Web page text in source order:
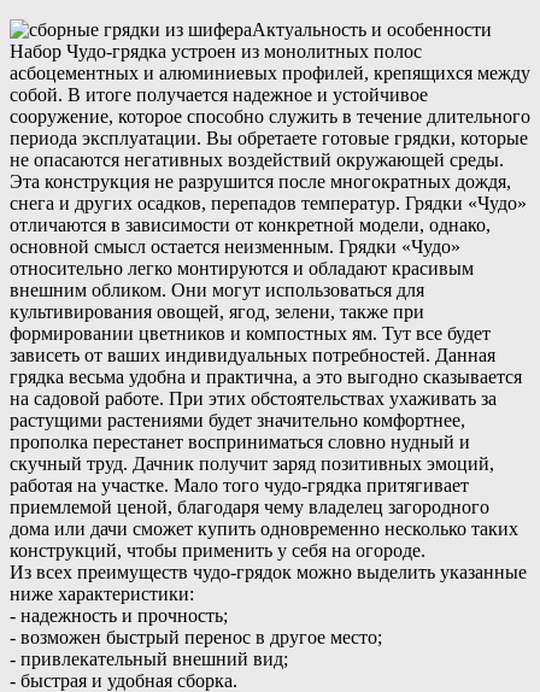
Актуальность и особенности
Набор Чудо-грядка устроен из монолитных полос
асбоцементных и алюминиевых профилей, крепящихся между
собой. В итоге получается надежное и устойчивое
сооружение, которое способно служить в течение длительного
периода эксплуатации. Вы обретаете готовые грядки, которые
не опасаются негативных воздействий окружающей среды.
Эта конструкция не разрушится после многократных дождя,
снега и других осадков, перепадов температур. Грядки «Чудо»
отличаются в зависимости от конкретной модели, однако,
основной смысл остается неизменным. Грядки «Чудо»
относительно легко монтируются и обладают красивым
внешним обликом. Они могут использоваться для
культивирования овощей, ягод, зелени, также при
формировании цветников и компостных ям. Тут все будет
зависеть от ваших индивидуальных потребностей. Данная
грядка весьма удобна и практична, а это выгодно сказывается
на садовой работе. При этих обстоятельствах ухаживать за
растущими растениями будет значительно комфортнее,
прополка перестанет восприниматься словно нудный и
скучный труд. Дачник получит заряд позитивных эмоций,
работая на участке. Мало того чудо-грядка притягивает
приемлемой ценой, благодаря чему владелец загородного
дома или дачи сможет купить одновременно несколько таких
конструкций, чтобы применить у себя на огороде.
Из всех преимуществ чудо-грядок можно выделить указанные
ниже характеристики:
- надежность и прочность;
- возможен быстрый перенос в другое место;
- привлекательный внешний вид;
- быстрая и удобная сборка.